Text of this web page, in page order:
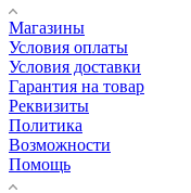
Магазины
Условия оплаты
Условия доставки
Гарантия на товар
Реквизиты
Политика
Возможности
Помощь